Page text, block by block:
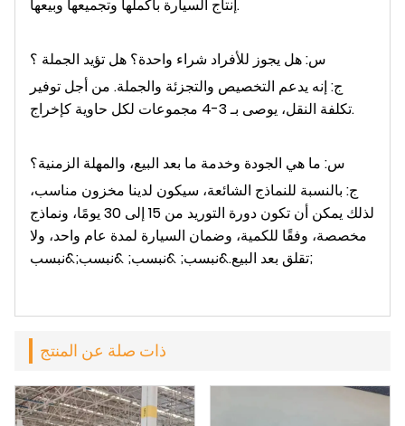
إنتاج السيارة بأكملها وتجميعها وبيعها.
س: هل يجوز للأفراد شراء واحدة؟ هل تؤيد الجملة ؟
ج: إنه يدعم التخصيص والتجزئة والجملة. من أجل توفير
تكلفة النقل، يوصى بـ 3-4 مجموعات لكل حاوية كإخراج.
س: ما هي الجودة وخدمة ما بعد البيع، والمهلة الزمنية؟
ج: بالنسبة للنماذج الشائعة، سيكون لدينا مخزون مناسب،
لذلك يمكن أن تكون دورة التوريد من 15 إلى 30 يومًا، ونماذج
مخصصة، وفقًا للكمية، وضمان السيارة لمدة عام واحد، ولا
تقلق بعد البيع.&نبسب; &نبسب; &نبسب;&نبسب;
ذات صلة عن المنتج